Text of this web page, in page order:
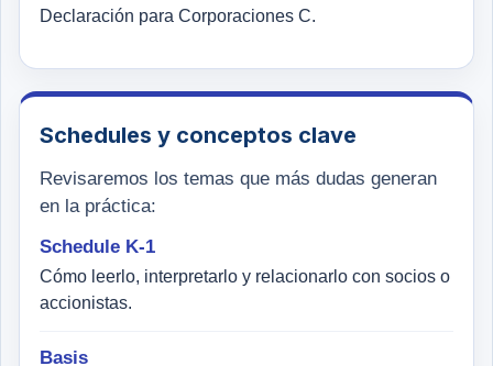
Declaración para Corporaciones C.
Schedules y conceptos clave
Revisaremos los temas que más dudas generan
en la práctica:
Schedule K-1
Cómo leerlo, interpretarlo y relacionarlo con socios o
accionistas.
Basis